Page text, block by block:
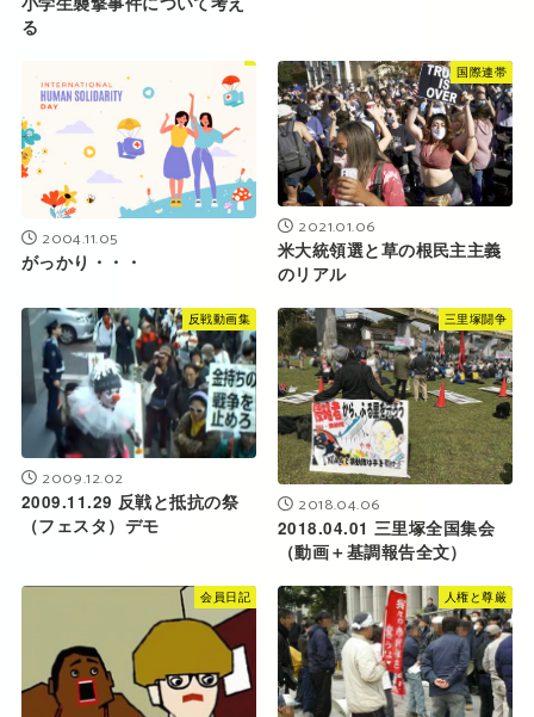
る
2004.11.05
がっかり・・・
国際連帯
2021.01.06
米大統領選と草の根民主主義
のリアル
反戦動画集
2009.12.02
2009.11.29 反戦と抵抗の祭
（フェスタ）デモ
三里塚闘争
2018.04.06
2018.04.01 三里塚全国集会
（動画＋基調報告全文）
会員日記 人権と尊厳